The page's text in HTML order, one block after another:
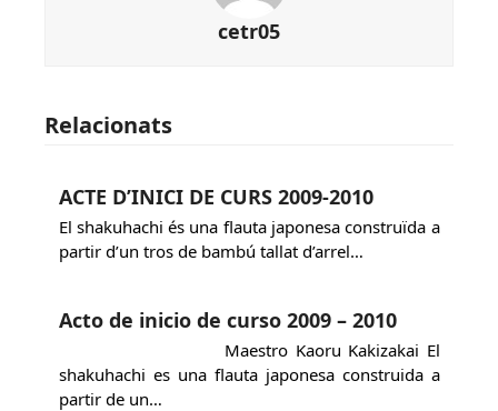
cetr05
Relacionats
ACTE D’INICI DE CURS 2009-2010
El shakuhachi és una flauta japonesa construïda a
partir d’un tros de bambú tallat d’arrel…
Acto de inicio de curso 2009 – 2010
Maestro Kaoru Kakizakai El
shakuhachi es una flauta japonesa construida a
partir de un…